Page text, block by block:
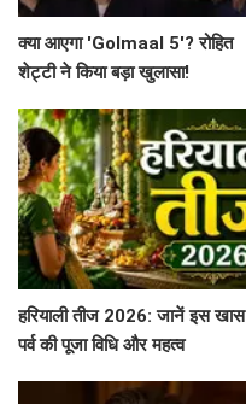
क्या आएगा 'Golmaal 5'? रोहित
शेट्टी ने किया बड़ा खुलासा!
हरियाली तीज 2026: जानें इस खास
पर्व की पूजा विधि और महत्व